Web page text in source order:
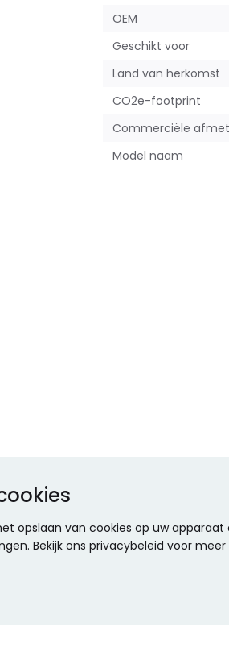
OEM
Geschikt voor
Land van herkomst
CO2e-footprint
Commerciële
Model naam
opslaan van cookies op uw
Bekijk ons privacybeleid voor